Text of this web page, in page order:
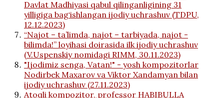
Davlat Madhiyasi qabul qilinganligining 31
yilligiga bag‘ishlangan ijodiy uchrashuv (TDPU,
12.12.2023)
“Najot – ta’limda, najot – tarbiyada, najot -
bilimda!” loyihasi doirasida ilk ijodiy uchrashuv
(V.Uspenskiy nomidagi RIMM, 30.11.2023)
"Ijodimiz senga, Vatan!" - yosh kompozitorlar
Nodirbek Maxarov va Viktor Xandamyan bilan
ijodiy uchrashuv (27.11.2023)
Atoqli kompozitor, professor HABIBULLA